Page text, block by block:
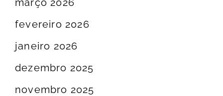
fevereiro 2026
janeiro 2026
dezembro 2025
novembro 2025